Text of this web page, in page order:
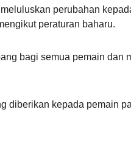
perubahan
peraturan baharu.
bagi semua pemain dan
diberikan kepada pemain